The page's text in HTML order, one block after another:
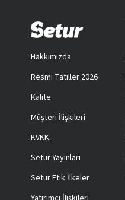
Hakkımızda
Resmi Tatiller 2026
Kalite
Müşteri İlişkileri
KVKK
Setur Yayınları
Setur Etik İlkeler